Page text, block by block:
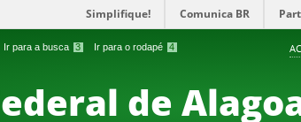
Ir para a busca 3 Ir para o rodapé 4
Simplifique! Comunica BR
de